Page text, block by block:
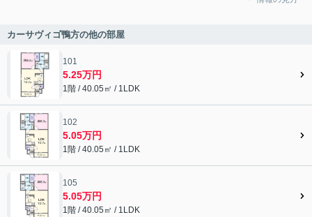
カーサヴィゴ鴨方の他の部屋
101
5.25万円
1階 / 40.05㎡ / 1LDK
102
5.05万円
1階 / 40.05㎡ / 1LDK
105
5.05万円
1階 / 40.05㎡ / 1LDK